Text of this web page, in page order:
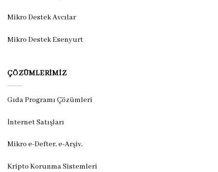
Mikro Destek Avcılar
Mikro Destek Esenyurt
ÇÖZÜMLERIMIZ
Gıda Programı Çözümleri
İnternet Satışları
Mikro e-Defter, e-Arşiv,
Kripto Korunma Sistemleri